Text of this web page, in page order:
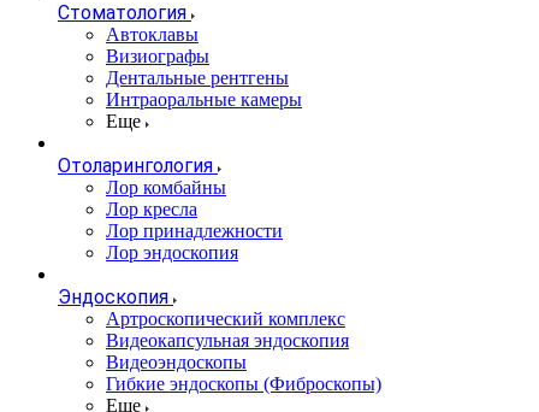
Стоматология
Автоклавы
Визиографы
Дентальные рентгены
Интраоральные камеры
Еще
Отоларингология
Лор комбайны
Лор кресла
Лор принадлежности
Лор эндоскопия
Эндоскопия
Артроскопический комплекс
Видеокапсульная эндоскопия
Видеоэндоскопы
Гибкие эндоскопы (Фиброcкопы)
Еще